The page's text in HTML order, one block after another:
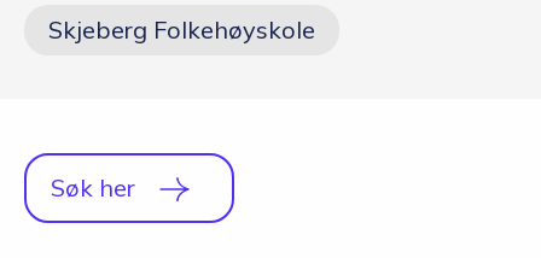
Skjeberg Folkehøyskole
Søk her